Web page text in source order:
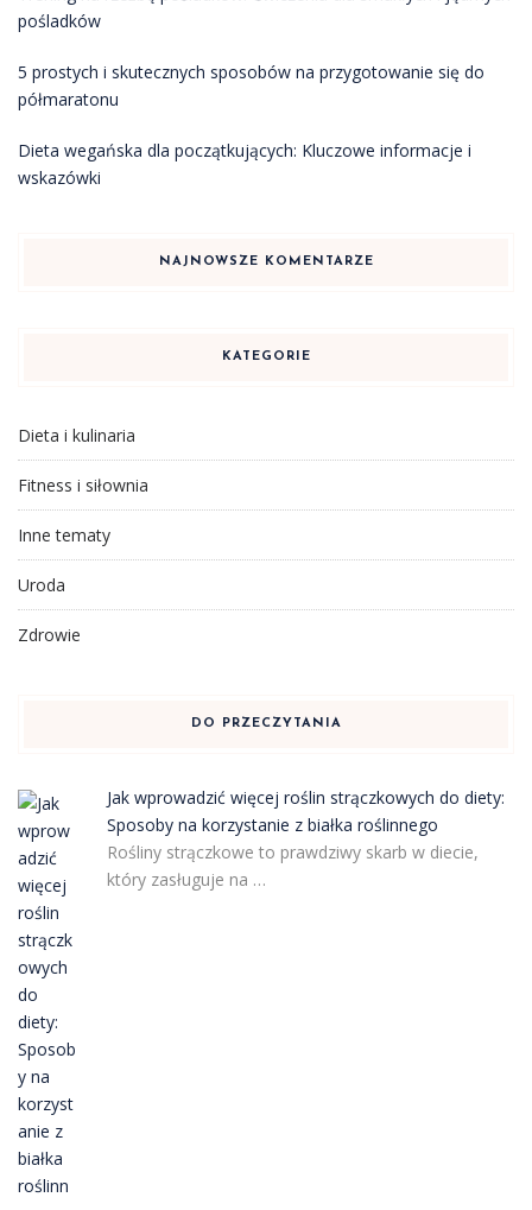
pośladków
5 prostych i skutecznych sposobów na przygotowanie się do
półmaratonu
Dieta wegańska dla początkujących: Kluczowe informacje i
wskazówki
NAJNOWSZE KOMENTARZE
KATEGORIE
Dieta i kulinaria
Fitness i siłownia
Inne tematy
Uroda
Zdrowie
DO PRZECZYTANIA
Jak wprowadzić więcej roślin strączkowych do diety:
Sposoby na korzystanie z białka roślinnego
Rośliny strączkowe to prawdziwy skarb w diecie,
który zasługuje na …